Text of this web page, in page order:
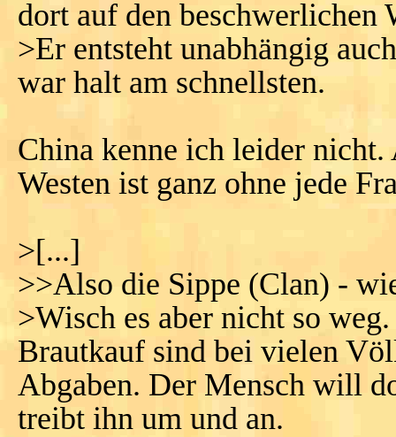
dort auf den beschwerlichen
>Er entsteht unabhängig
war halt am schnellsten.
China kenne ich leider
Westen ist ganz ohne jede
>[...]
>>Also die Sippe (Clan) -
>Wisch es aber nicht so
Brautkauf sind bei vielen
Abgaben. Der Mensch will
treibt ihn um und an.